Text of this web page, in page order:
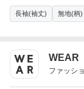
長袖(袖丈) 無地(柄)
WEAR
ファッシ